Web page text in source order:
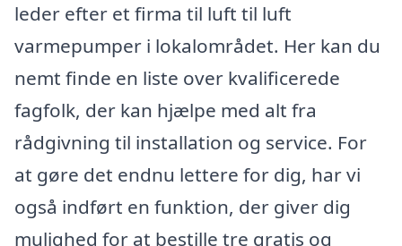
leder efter et firma til luft til luft
varmepumper i lokalområdet. Her kan du
nemt finde en liste over kvalificerede
fagfolk, der kan hjælpe med alt fra
rådgivning til installation og service. For
at gøre det endnu lettere for dig, har vi
også indført en funktion, der giver dig
mulighed for at bestille tre gratis og